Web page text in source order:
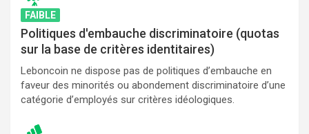
FAIBLE
Politiques d'embauche discriminatoire (quotas
sur la base de critères identitaires)
Leboncoin ne dispose pas de politiques d’embauche en
faveur des minorités ou abondement discriminatoire d’une
catégorie d’employés sur critères idéologiques.